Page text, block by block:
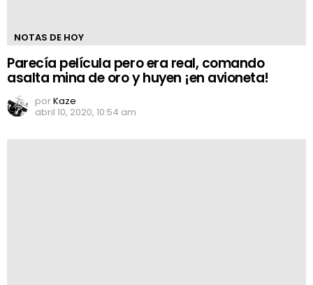
NOTAS DE HOY
Parecía película pero era real, comando
asalta mina de oro y huyen ¡en avioneta!
porKaze
abril 10, 2020, 10:54 am